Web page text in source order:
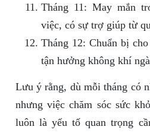
Tháng 11: May mắn
việc, có sự trợ giúp từ
Tháng 12: Chuẩn bị
tận hưởng không khí
Lưu ý rằng, dù mỗi tháng có
nhưng việc chăm sóc sức
luôn là yếu tố quan trọng